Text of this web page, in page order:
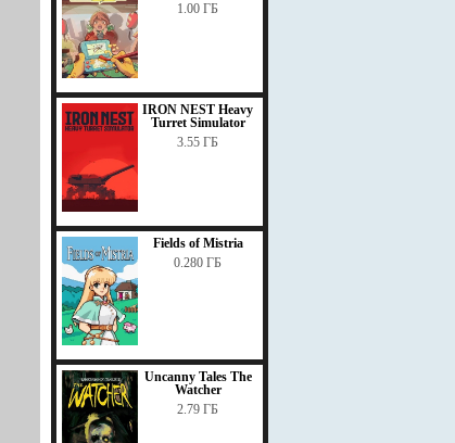
1.00 ГБ
IRON NEST Heavy
Turret Simulator
3.55 ГБ
Fields of Mistria
0.280 ГБ
Uncanny Tales The
Watcher
2.79 ГБ